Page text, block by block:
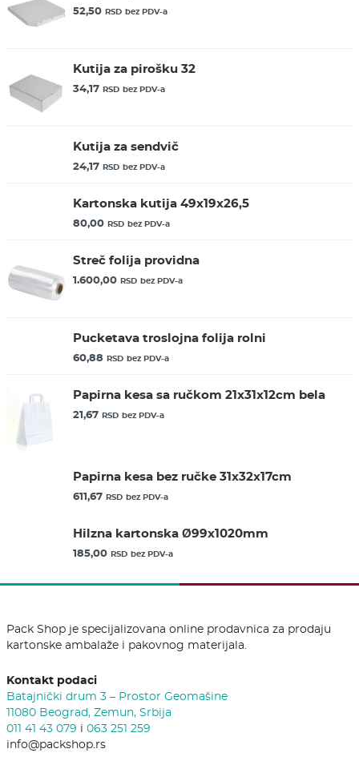
52,50 RSD bez PDV-a
Kutija za pirošku 32
34,17 RSD bez PDV-a
Kutija za sendvič
24,17 RSD bez PDV-a
Kartonska kutija 49x19x26,5
80,00 RSD bez PDV-a
Streč folija providna
1.600,00 RSD bez PDV-a
Pucketava troslojna folija rolni
60,88 RSD bez PDV-a
Papirna kesa sa ručkom 21x31x12cm bela
21,67 RSD bez PDV-a
Papirna kesa bez ručke 31x32x17cm
611,67 RSD bez PDV-a
Hilzna kartonska Ø99x1020mm
185,00 RSD bez PDV-a
Pack Shop je specijalizovana online prodavnica za prodaju
kartonske ambalaže i pakovnog materijala.
Kontakt podaci
Batajnički drum 3 – Prostor Geomašine
11080 Beograd, Zemun, Srbija
011 41 43 079 i 063 251 259
info@packshop.rs